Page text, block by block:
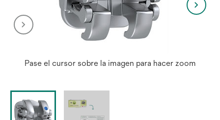
Pase el cursor sobre la imagen para hacer zoom